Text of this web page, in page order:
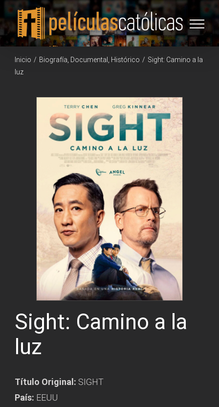
contenido
Inicio / Biografía Documental Histórico / Sight: Camino a la
luz
Sight: Camino a la
luz
Título Original: SIGHT
País: EEUU